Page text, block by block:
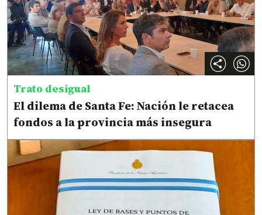
Trato desigual
El dilema de Santa Fe: Nación le retacea
fondos a la provincia más insegura